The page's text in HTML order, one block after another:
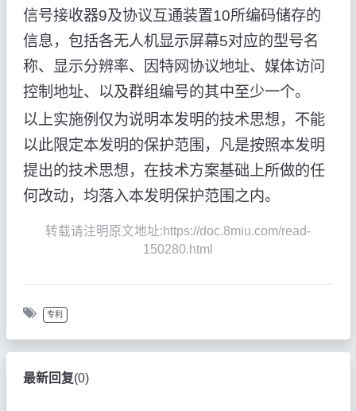
信号接收器9及协议互通装置10所编码储存的
信息，包括各无人机显示屏幕5对应的型号名
称、显示分辨率、因特网协议地址、媒体访问
控制地址、以及群组编号的其中至少一个。
以上实施例仅为说明本发明的技术思想，不能
以此限定本发明的保护范围，凡是按照本发明
提出的技术思想，在技术方案基础上所做的任
何改动，均落入本发明保护范围之内。
转载请注明原文地址:https://doc.8miu.com/read-
150280.html
专利
最新回复(0)